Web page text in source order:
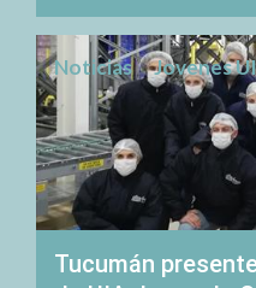
Noticias Jovenes
Tucumán